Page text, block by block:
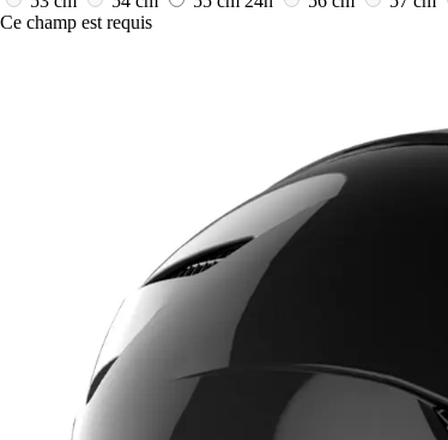
Ce champ est requis